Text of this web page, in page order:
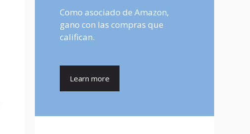
Como asociado de Amazon,
gano con las compras que
califican.
Learn more